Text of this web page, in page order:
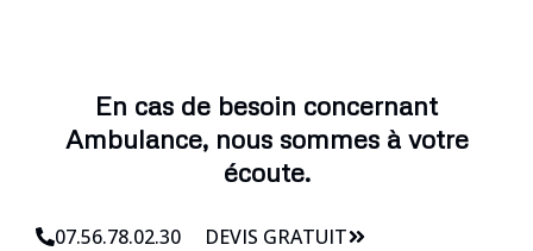
En cas de besoin concernant
Ambulance, nous sommes à votre
écoute.
07.56.78.02.30 DEVIS GRATUIT